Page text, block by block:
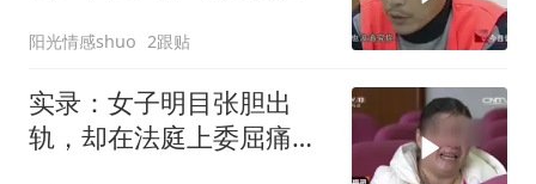
阳光情感shuo 2跟贴
实录：女子明目张胆出
轨，却在法庭上委屈痛